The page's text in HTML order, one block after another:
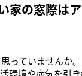
家の窓際は
っていませんか
環境や病気を引